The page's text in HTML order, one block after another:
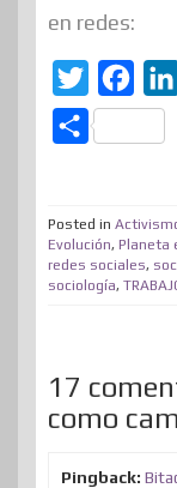
en redes:
w
t
e
r
a
c
b
o
o
C
p
a
r
Posted in
Evolución, Planeta
redes sociales,
sociología,
17
como
Pingback: